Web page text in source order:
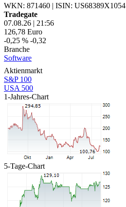
WKN: 871460 | ISIN: US68389X1054
Tradegate
07.08.26 | 21:56
126,78 Euro
-0,25 % -0,32
Branche
Software
Aktienmarkt
S&P 100
USA 500
1-Jahres-Chart
5-Tage-Chart